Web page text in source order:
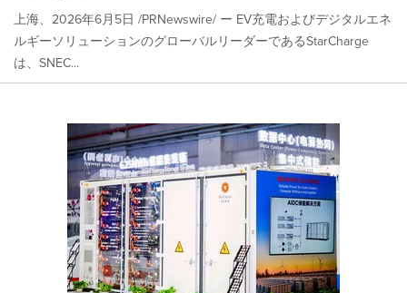
上海、2026年6月5日 /PRNewswire/ ー EV充電およびデジタルエネ
ルギーソリューションのグローバルリーダーであるStarCharge
は、SNEC...